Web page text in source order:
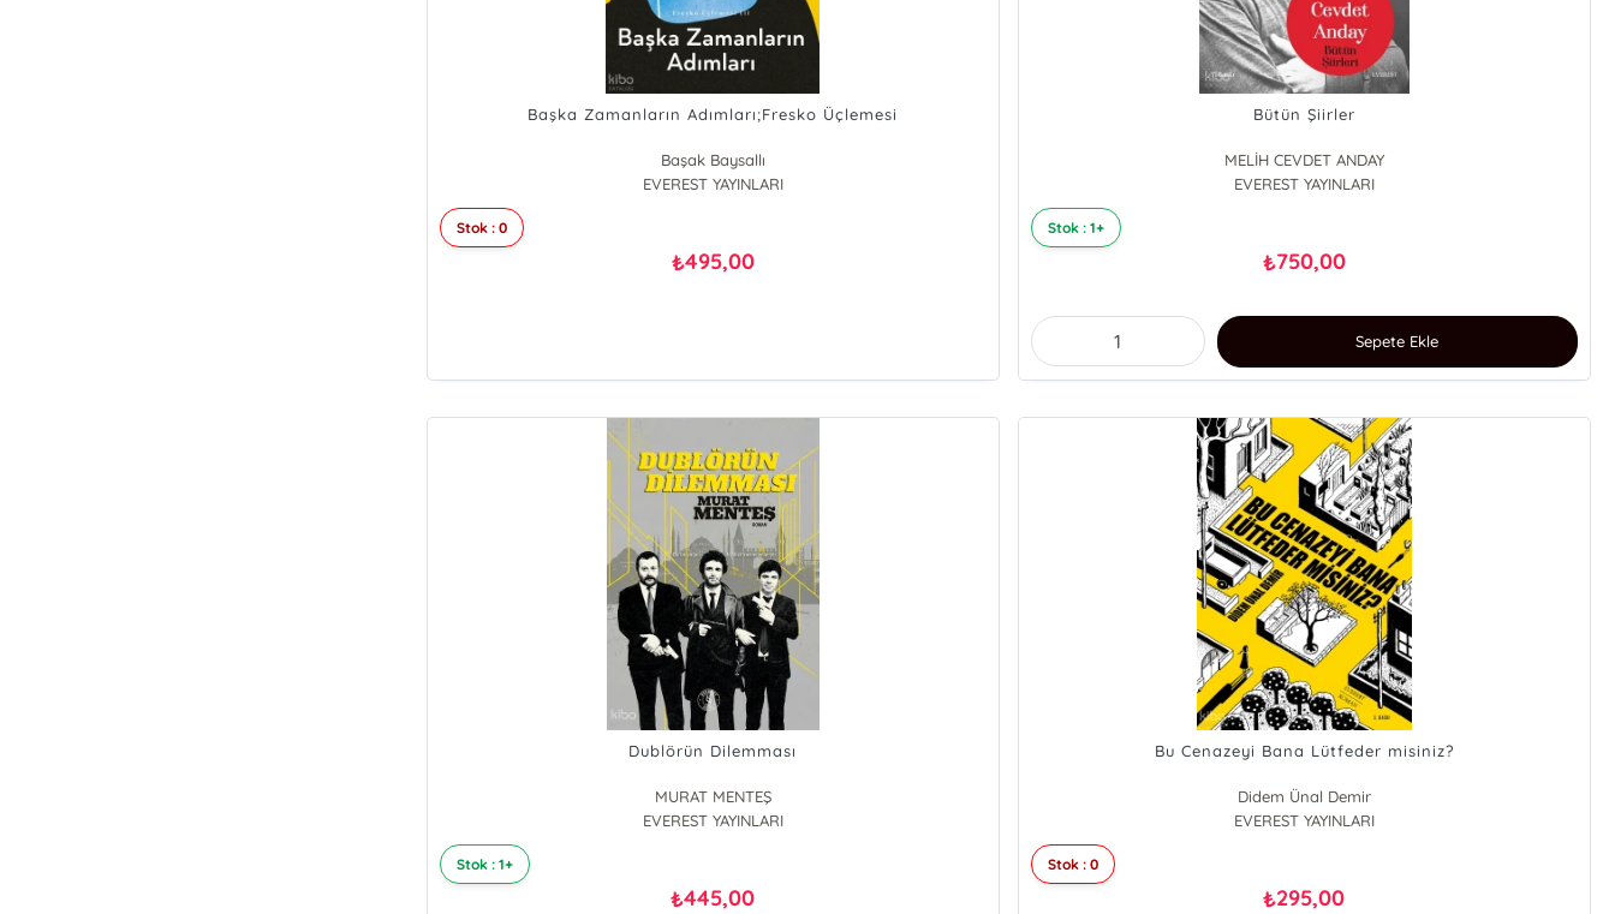
Başka Zamanların Adımları;Fresko Üçlemesi
Başak Baysallı
EVEREST YAYINLARI
Stok : 0
₺495,00
Bütün Şiirler
MELİH CEVDET ANDAY
EVEREST YAYINLARI
Stok : 1+
₺750,00
Sepete Ekle
Dublörün Dilemması
MURAT MENTEŞ
EVEREST YAYINLARI
Stok : 1+
₺445,00
Bu Cenazeyi Bana Lütfeder misiniz?
Didem Ünal Demir
EVEREST YAYINLARI
Stok : 0
₺295,00